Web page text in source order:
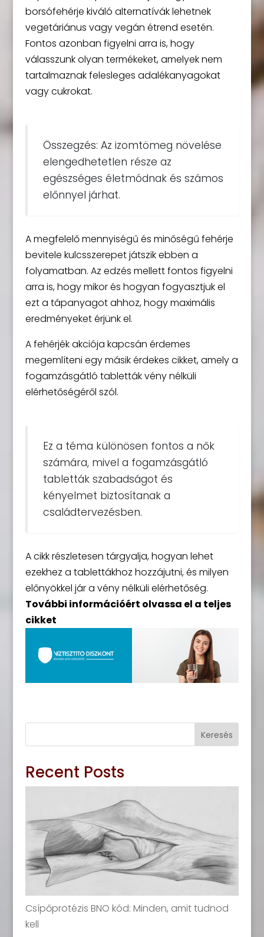
borsófehérje kiváló alternatívák lehetnek
vegetáriánus vagy vegán étrend esetén.
Fontos azonban figyelni arra is, hogy
válasszunk olyan termékeket, amelyek nem
tartalmaznak felesleges adalékanyagokat
vagy cukrokat.
Összegzés: Az izomtömeg növelése
elengedhetetlen része az
egészséges életmódnak és számos
előnnyel járhat.
A megfelelő mennyiségű és minőségű fehérje
bevitele kulcsszerepet játszik ebben a
folyamatban. Az edzés mellett fontos figyelni
arra is, hogy mikor és hogyan fogyasztjuk el
ezt a tápanyagot ahhoz, hogy maximális
eredményeket érjünk el.
A fehérjék akciója kapcsán érdemes
megemlíteni egy másik érdekes cikket, amely a
fogamzásgátló tabletták vény nélküli
elérhetőségéről szól.
Ez a téma különösen fontos a nők
számára, mivel a fogamzásgátló
tabletták szabadságot és
kényelmet biztosítanak a
családtervezésben.
A cikk részletesen tárgyalja, hogyan lehet
ezekhez a tablettákhoz hozzájutni, és milyen
előnyökkel jár a vény nélküli elérhetőség.
További információért olvassa el a teljes
cikket
Keresés
Recent Posts
Csípőprotézis BNO kód: Minden, amit tudnod
kell